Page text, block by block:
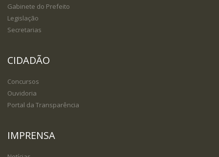
Gabinete do Prefeito
Legislação
Secretarias
CIDADÃO
Concursos
Ouvidoria
Portal da Transparência
IMPRENSA